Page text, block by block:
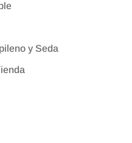
y Seda